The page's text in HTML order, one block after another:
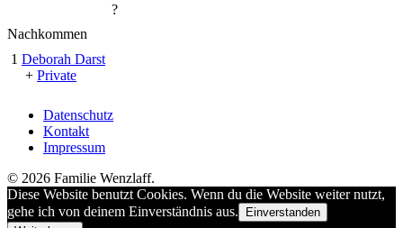
?
Nachkommen
1 Deborah Darst
+ Private
Datenschutz
Kontakt
Impressum
© 2026 Familie Wenzlaff.
Diese Website benutzt Cookies. Wenn du die Website weiter nutzt,
gehe ich von deinem Einverständnis aus.
Einverstanden